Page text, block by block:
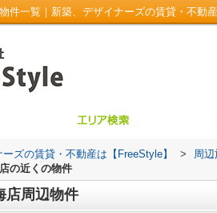
件一覧｜新築、デザイナーズの賃貸・不動
ズの賃貸・不動産は【FreeStyle】 > 周辺
の近くの物件
店周辺物件